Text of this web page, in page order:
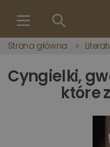
Strona główna
Cyngielki,
które